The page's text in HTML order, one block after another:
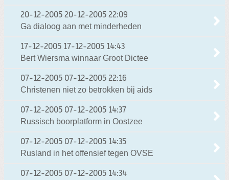
20-12-2005 20-12-2005 22:09
Ga dialoog aan met minderheden
17-12-2005 17-12-2005 14:43
Bert Wiersma winnaar Groot Dictee
07-12-2005 07-12-2005 22:16
Christenen niet zo betrokken bij aids
07-12-2005 07-12-2005 14:37
Russisch boorplatform in Oostzee
07-12-2005 07-12-2005 14:35
Rusland in het offensief tegen OVSE
07-12-2005 07-12-2005 14:34